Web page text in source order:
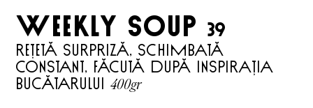
weekly soup 39
rețetă surpriză, schimbată
constant, făcută după inspirația
bucătarului400gr